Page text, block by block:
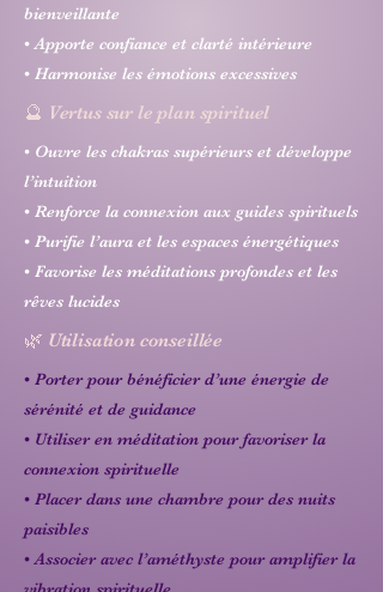
bienveillante
• Apporte confiance et clarté intérieure
• Harmonise les émotions excessives
🔮 Vertus sur le plan spirituel
• Ouvre les chakras supérieurs et développe
l’intuition
• Renforce la connexion aux guides spirituels
• Purifie l’aura et les espaces énergétiques
• Favorise les méditations profondes et les
rêves lucides
🌿 Utilisation conseillée
• Porter pour bénéficier d’une énergie de
sérénité et de guidance
• Utiliser en méditation pour favoriser la
connexion spirituelle
• Placer dans une chambre pour des nuits
paisibles
• Associer avec l’améthyste pour amplifier la